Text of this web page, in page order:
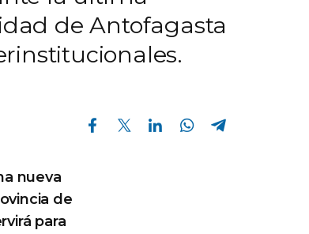
de Antofagasta
Compartir en Facebook Compartir en Twitter Compartir en Linkedin Compartir en Whatsapp
nueva
de
para